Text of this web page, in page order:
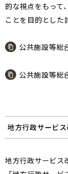
的な視点をもって
ことを目的とした
公共施設等総
公共施設等総
地方行政サービ
地方行政サービス